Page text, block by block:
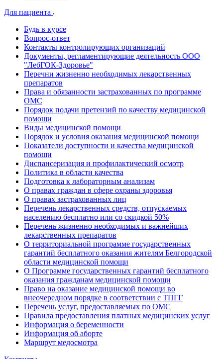
Для пациента
Будь в курсе
Вопрос-ответ
Контакты контролирующих организаций
Документы, регламентирующие деятельность ООО
"ЛебГОК-Здоровье"
Перечни жизненно необходимых лекарственных
препаратов
Права и обязанности застрахованных по программе
ОМС
Порядок подачи претензий по качеству медицинской
помощи
Виды медицинской помощи
Порядок и условия оказания медицинской помощи
Показатели доступности и качества медицинской
помощи
Диспансеризация и профилактический осмотр
Политика в области качества
Подготовка к лабораторным анализам
О правах граждан в сфере охраны здоровья
О правах застрахованных лиц
Перечень лекарственных средств, отпускаемых
населению бесплатно или со скидкой 50%
Перечень жизненно необходимых и важнейших
лекарственных препаратов
О территориальной программе государственных
гарантий бесплатного оказания жителям Белгородской
области медицинской помощи
О Программе государственных гарантий бесплатного
оказания гражданам медицинской помощи
Право на оказание медицинской помощи во
внеочередном порядке в соответствии с ТПГГ
Перечень услуг, предоставляемых по ОМС
Правила предоставления платных медицинских услуг
Информация о беременности
Информация об аборте
Маршрут медосмотра